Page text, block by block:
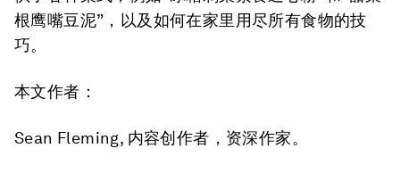
根鹰嘴豆泥”，以及如何在家里用尽所有食物的技
巧。
本文作者：
Sean Fleming, 内容创作者，资深作家。